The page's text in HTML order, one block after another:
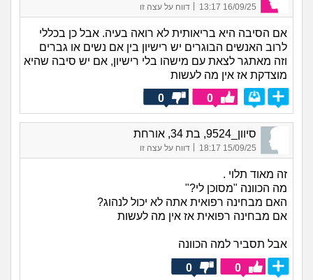
16/09/25 13:17 דווח על עצה זו
אם הסיבה היא בריאותית לא רואה בעיה. אבל כן בכללי
לרוב האנשים הבוגרים יש רישיון בין אם נשים או גברים
וזה מאתגר לצאת עם מישהו בלי רישיון, אם יש סיבה שהיא
מוצדקת אז אין מה לעשות
0
0
סיוון_9524, בת 34, אורחת
15/09/25 18:17 דווח על עצה זו
זה מאוד תלוי .
מה הכוונה "מסוכן לי?"
האם מבחינה רפואית אתה לא יכול לנהוג?
אם מבחינה רפואית אז אין מה לעשות
אבל תסביר למה הכוונה
0
0